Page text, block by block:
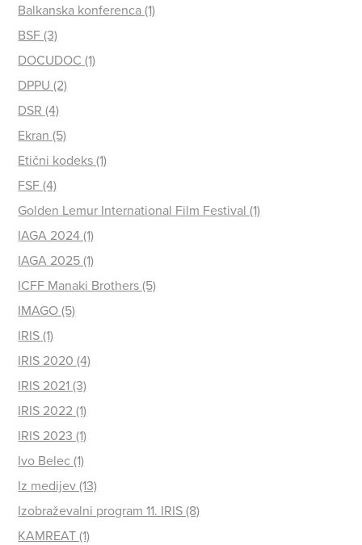
Balkanska konferenca (1)
BSF (3)
DOCUDOC (1)
DPPU (2)
DSR (4)
Ekran (5)
Etični kodeks (1)
FSF (4)
Golden Lemur International Film Festival (1)
IAGA 2024 (1)
IAGA 2025 (1)
ICFF Manaki Brothers (5)
IMAGO (5)
IRIS (1)
IRIS 2020 (4)
IRIS 2021 (3)
IRIS 2022 (1)
IRIS 2023 (1)
Ivo Belec (1)
Iz medijev (13)
Izobraževalni program 11. IRIS (8)
KAMREAT (1)